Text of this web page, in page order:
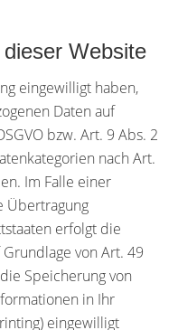
Website
eingewilligt haben,
Daten auf
bzw. Art. 9 Abs. 2
nach Art.
Im Falle einer
Übertragung
erfolgt die
von Art. 49
Speicherung von
in Ihr
eingewilligt